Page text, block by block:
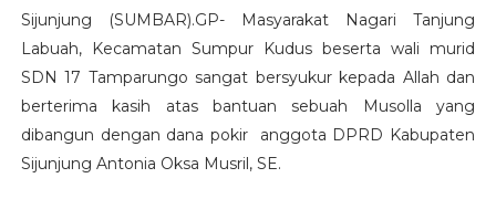
Sijunjung (SUMBAR).GP- Masyarakat Nagari Tanjung
Labuah, Kecamatan Sumpur Kudus beserta wali murid
SDN 17 Tamparungo sangat bersyukur kepada Allah dan
berterima kasih atas bantuan sebuah Musolla yang
dibangun dengan dana pokir anggota DPRD Kabupaten
Sijunjung Antonia Oksa Musril, SE.